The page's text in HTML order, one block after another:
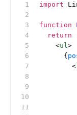
import
function
  return
    <
ul>
      {
        <